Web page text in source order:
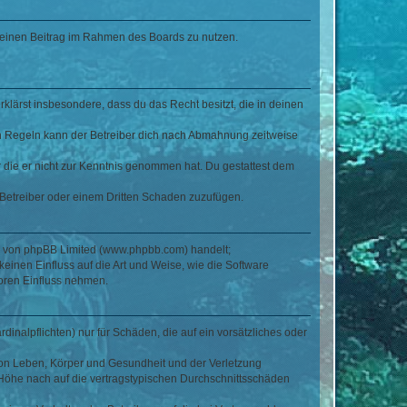
Beitrag im Rahmen des Boards zu nutzen.
insbesondere, dass du das Recht besitzt, die in deinen
kann der Betreiber dich nach Abmahnung zeitweise
er nicht zur Kenntnis genommen hat. Du gestattest dem
oder einem Dritten Schaden zuzufügen.
phpBB Limited (www.phpbb.com) handelt;
Einfluss auf die Art und Weise, wie die Software
Einfluss nehmen.
nur für Schäden, die auf ein vorsätzliches oder
Leben, Körper und Gesundheit und der Verletzung
nach auf die vertragstypischen Durchschnittsschäden